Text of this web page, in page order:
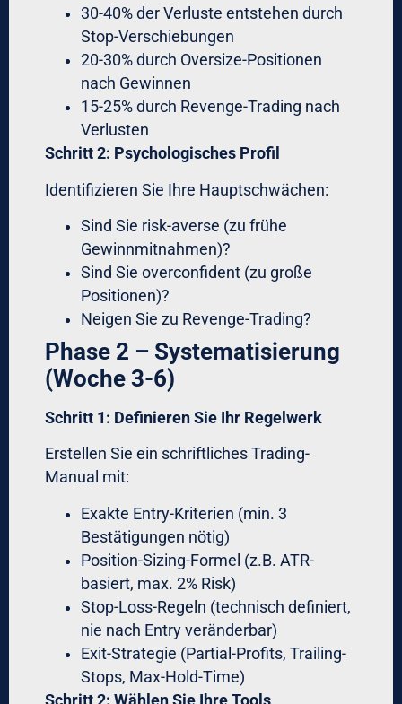
Machine Learning für:
Markt-Regime-Klassifizierung:
Trending vs. Ranging
High-Volatility vs. Low-Volatility
Risk-On vs. Risk-Off
Automatische Parameter-Anpassung:
Wenn Algorithmus Regime-Change
detektiert → Stop-Distanzen, Position-
Sizes, Entry-Kriterien werden automatisch
adjustiert.
Beispiel:
Ein Forex-Algorithmus für
Vermögensverwalter erkennt: VIX steigt
über 25, Korrelationen brechen, Liquidität
halbiert, Stops werden erweitert, Frequency
reduziert.
Behavioral Analytics
Cutting-Edge exklusives Investment-Tool
für Forex analysiert Ihr eigenes Verhalten:
Pattern-Recognition:„Sie neigen
dazu, nach 3 Verlusten in Folge
Position-Size um 40% zu erhöhen“
Predictive Warnings:„Basierend auf
Ihrer Historie: Risk of Revenge-Trade